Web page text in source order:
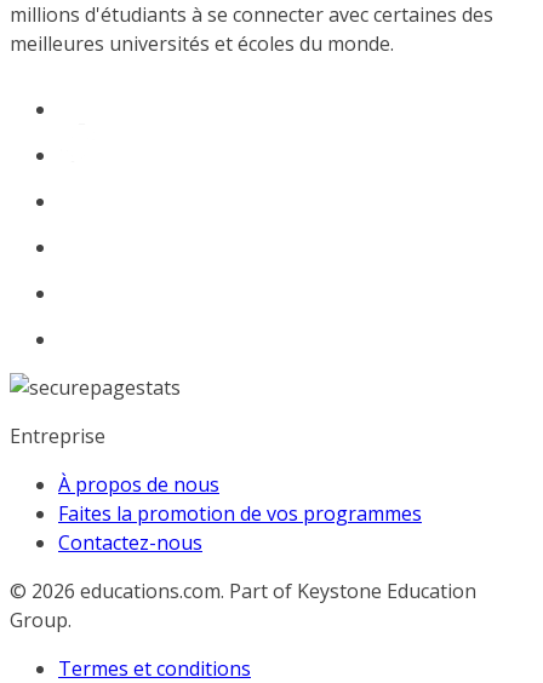
millions d'étudiants à se connecter avec certaines des
meilleures universités et écoles du monde.
Entreprise
À propos de nous
Faites la promotion de vos programmes
Contactez-nous
© 2026 educations.com. Part of Keystone Education
Group.
Termes et conditions